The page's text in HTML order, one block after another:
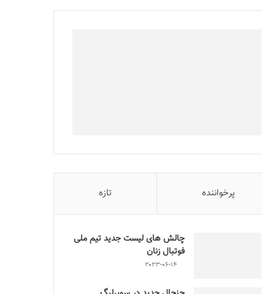
پرخواننده تازه
چالش هاى ليست جدید تيم ملى
فوتبال زنان
2023-06-14